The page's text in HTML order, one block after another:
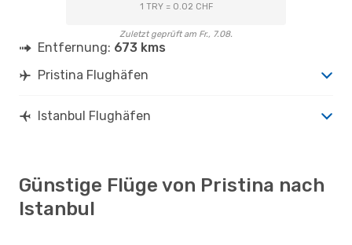
1 TRY = 0.02 CHF
Zuletzt geprüft am Fr., 7.08.
Entfernung: 673 kms
Pristina Flughäfen
Istanbul Flughäfen
Günstige Flüge von Pristina nach
Istanbul